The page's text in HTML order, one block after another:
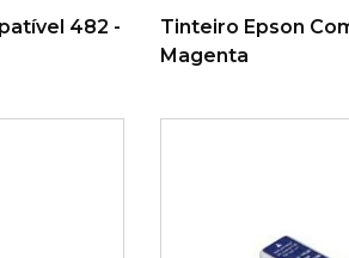
482 -
Tinteiro Epson
Magenta